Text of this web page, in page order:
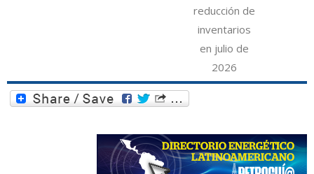
reducción de
inventarios
en julio de
2026